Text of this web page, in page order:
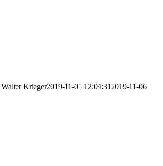
Walter Krieger2019-11-05 12:04:31 2019-11-06